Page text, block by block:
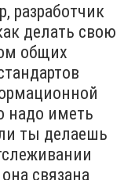
разработчик
делать свою
общих
надо иметь
ты делаешь
связана